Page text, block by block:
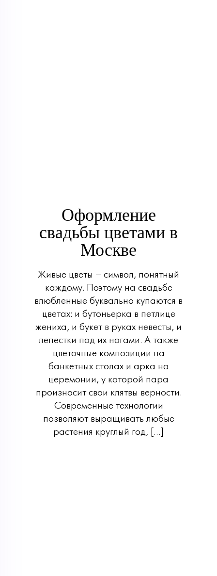
Оформление
свадьбы цветами в
Москве
Живые цветы – символ, понятный
каждому. Поэтому на свадьбе
влюбленные буквально купаются в
цветах: и бутоньерка в петлице
жениха, и букет в руках невесты, и
лепестки под их ногами. А также
цветочные композиции на
банкетных столах и арка на
церемонии, у которой пара
произносит свои клятвы верности.
Современные технологии
позволяют выращивать любые
растения круглый год, […]